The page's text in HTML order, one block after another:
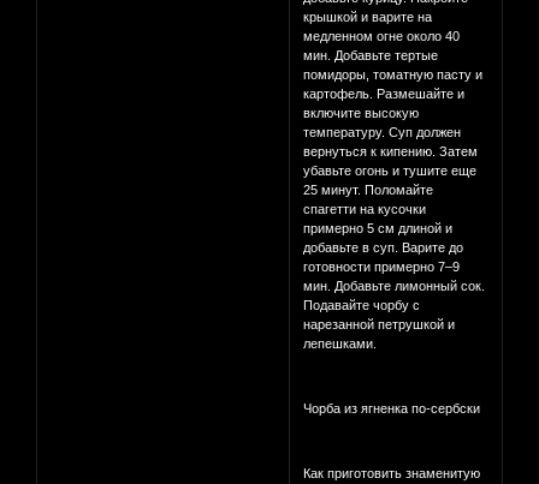
крышкой и варите на
медленном огне около 40
мин. Добавьте тертые
помидоры, томатную пасту и
картофель. Размешайте и
включите высокую
температуру. Суп должен
вернуться к кипению. Затем
убавьте огонь и тушите еще
25 минут. Поломайте
спагетти на кусочки
примерно 5 см длиной и
добавьте в суп. Варите до
готовности примерно 7–9
мин. Добавьте лимонный сок.
Подавайте чорбу с
нарезанной петрушкой и
лепешками.
Чорба из ягненка по-сербски
Как приготовить знаменитую